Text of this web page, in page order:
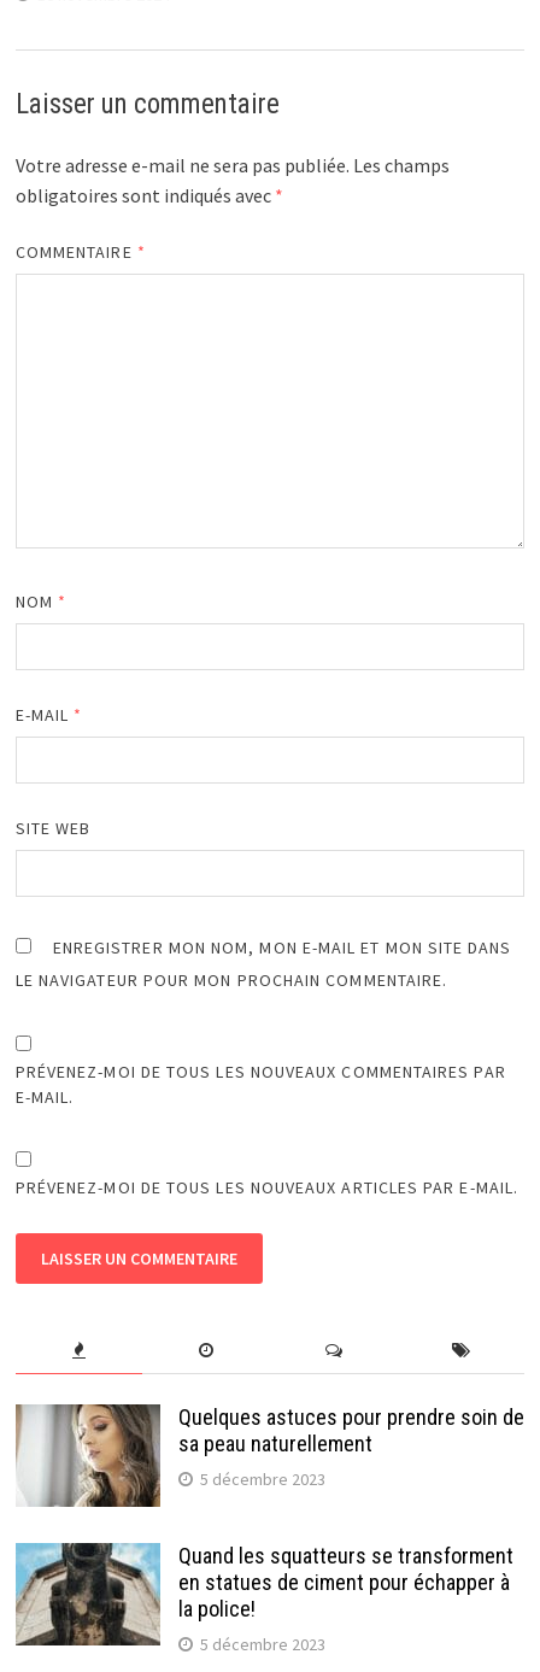
Laisser un commentaire
Votre adresse e-mail ne sera pas publiée. Les champs
obligatoires sont indiqués avec *
COMMENTAIRE *
NOM *
E-MAIL *
SITE WEB
ENREGISTRER MON NOM, MON E-MAIL ET MON SITE DANS
LE NAVIGATEUR POUR MON PROCHAIN COMMENTAIRE.
PRÉVENEZ-MOI DE TOUS LES NOUVEAUX COMMENTAIRES PAR
E-MAIL.
PRÉVENEZ-MOI DE TOUS LES NOUVEAUX ARTICLES PAR E-MAIL.
Quelques astuces pour prendre soin de
sa peau naturellement
5 décembre 2023
Quand les squatteurs se transforment
en statues de ciment pour échapper à
la police!
5 décembre 2023